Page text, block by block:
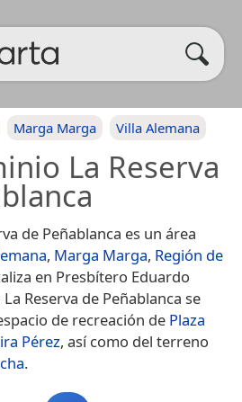
Marga Marga Villa Alemana
La Reserva
de Peñablanca es un área
, Marga Marga, Región de
en Presbítero Eduardo
Reserva de Peñablanca se
de recreación de Plaza
Pérez, así como del terreno
.